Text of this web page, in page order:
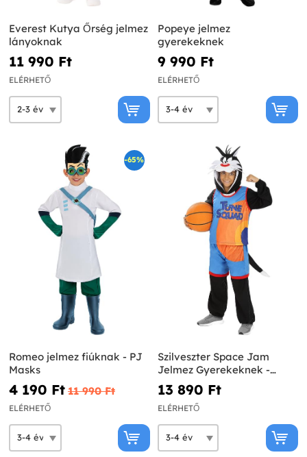
Everest Kutya Őrség jelmez
lányoknak
11 990 Ft‎
ELÉRHETŐ
Popeye jelmez
gyerekeknek
9 990 Ft‎
ELÉRHETŐ
-65%
Romeo jelmez fiúknak - PJ
Masks
4 190 Ft‎ 11 990 Ft‎
ELÉRHETŐ
Szilveszter Space Jam
Jelmez Gyerekeknek -
Bolondos Dallamok
13 890 Ft‎
ELÉRHETŐ